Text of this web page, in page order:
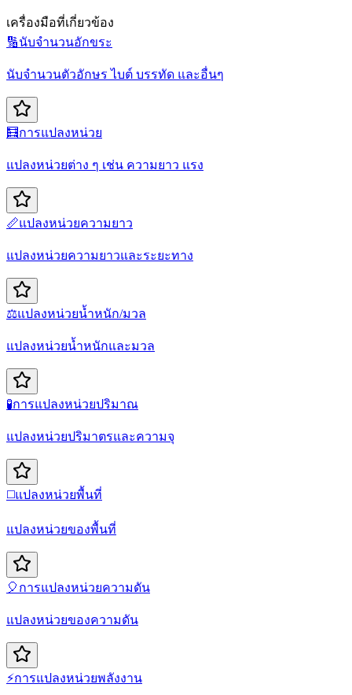
เครื่องมือที่เกี่ยวข้อง
🔢นับจำนวนอักขระ
นับจำนวนตัวอักษร ไบต์ บรรทัด และอื่นๆ
🧮การแปลงหน่วย
แปลงหน่วยต่าง ๆ เช่น ความยาว แรง
📏แปลงหน่วยความยาว
แปลงหน่วยความยาวและระยะทาง
⚖️แปลงหน่วยน้ำหนัก/มวล
แปลงหน่วยน้ำหนักและมวล
🧪การแปลงหน่วยปริมาณ
แปลงหน่วยปริมาตรและความจุ
◻️แปลงหน่วยพื้นที่
แปลงหน่วยของพื้นที่
🎈 การแปลงหน่วยความดัน
แปลงหน่วยของความดัน
⚡การแปลงหน่วยพลังงาน